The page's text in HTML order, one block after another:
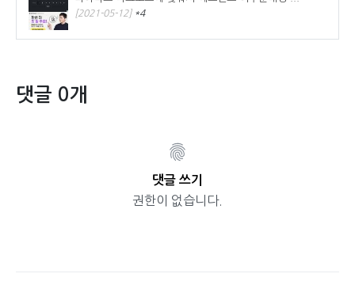
[2021-05-12] *4
댓글 0개
댓글 쓰기
권한이 없습니다.